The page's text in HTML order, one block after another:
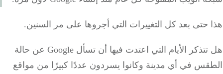
حتى بعد كل التغييرات التي أجروها على مر السنين.
هل تتذكر الأيام التي اعتدت فيها أن تسأل Google عن حالة
في أي مدينة وكانوا يسردون عددًا كبيرًا من مواقع